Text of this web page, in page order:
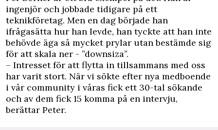
ingenjör och jobbade tidigare på ett
teknikföretag. Men en dag började han
ifrågasätta hur han levde, han tyckte att han inte
behövde äga så mycket prylar utan bestämde sig
för att skala ner - ”downsiza”.
– Intresset för att flytta in tillsammans med oss
har varit stort. När vi sökte efter nya medboende
i vår community i våras fick ett 30-tal sökande
och av dem fick 15 komma på en intervju,
berättar Peter.